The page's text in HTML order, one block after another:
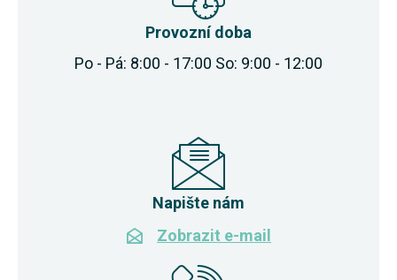
Provozní doba
Po - Pá: 8:00 - 17:00 So: 9:00 - 12:00
Napište nám
Zobrazit e-mail